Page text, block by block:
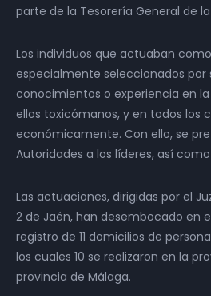
parte de la Tesorería General de
Los individuos que actuaban
especialmente seleccionados por
conocimientos o experiencia en
ellos toxicómanos, y en todos los
económicamente. Con ello, se
Autoridades a los líderes, así
Las actuaciones, dirigidas por el
2 de Jaén, han desembocado en
registro de 11 domicilios de
los cuales 10 se realizaron en la
provincia de Málaga.